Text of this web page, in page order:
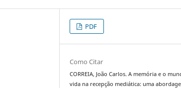
PDF
Como Citar
CORREIA, João Carlos. A memória e o
vida na recepção mediática: uma